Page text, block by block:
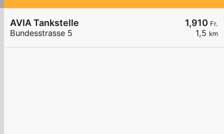
1,910 Fr.
1,5 km
AVIA Tankstelle
Bundesstrasse 5